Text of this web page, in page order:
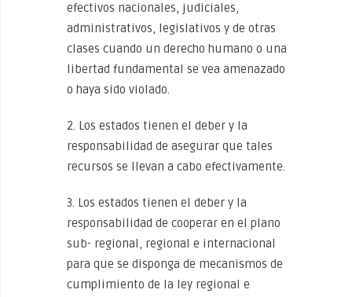
efectivos nacionales, judiciales,
administrativos, legislativos y de otras
clases cuando un derecho humano o una
libertad fundamental se vea amenazado
o haya sido violado.
2. Los estados tienen el deber y la
responsabilidad de asegurar que tales
recursos se llevan a cabo efectivamente.
3. Los estados tienen el deber y la
responsabilidad de cooperar en el plano
sub- regional, regional e internacional
para que se disponga de mecanismos de
cumplimiento de la ley regional e